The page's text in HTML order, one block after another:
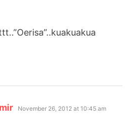
says:
November 26, 2012 at 10:45 am